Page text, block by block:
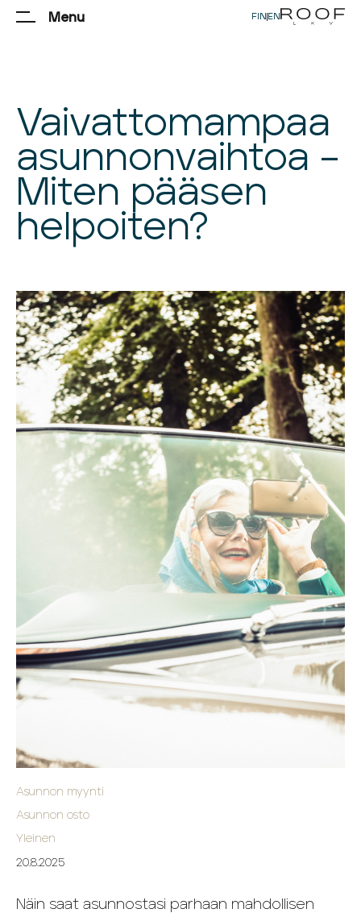
FIN EN
Menu
Vaivattomampaa
asunnonvaihtoa –
Miten pääsen
helpoiten?
Asunnon myynti
Asunnon osto
Yleinen
20.8.2025
Näin saat asunnostasi parhaan mahdollisen